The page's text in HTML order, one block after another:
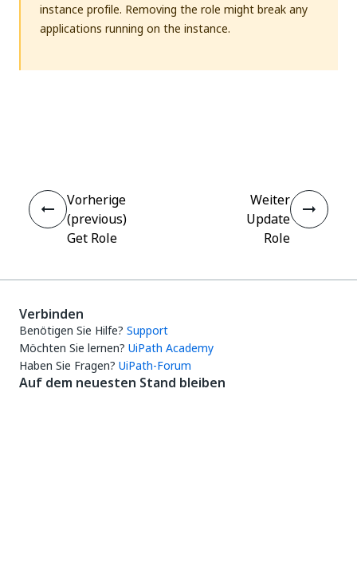
instance profile. Removing the role might break any
applications running on the instance.
Vorherige
(previous)
Get Role
Weiter
Update
Role
Verbinden
Benötigen Sie Hilfe? Support
Möchten Sie lernen? UiPath Academy
Haben Sie Fragen? UiPath-Forum
Auf dem neuesten Stand bleiben